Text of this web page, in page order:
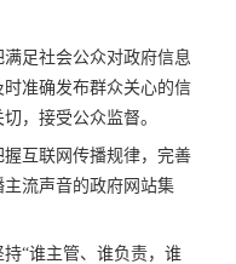
满足社会公众对政府信息
准确发布群众关心的信
，接受公众监督。
握互联网传播规律，完善
流声音的政府网站集
持“谁主管、谁负责，谁